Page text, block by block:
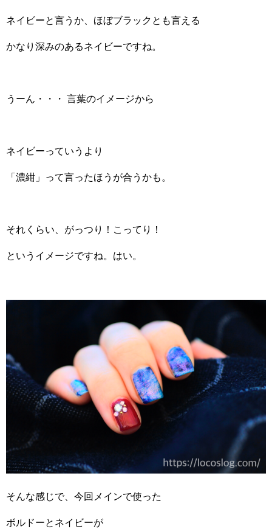
ネイビーと言うか、ほぼブラックとも言える
かなり深みのあるネイビーですね。
うーん・・・ 言葉のイメージから
ネイビーっていうより
「濃紺」って言ったほうが合うかも。
それくらい、がっつり！こってり！
というイメージですね。はい。
そんな感じで、今回メインで使った
ボルドーとネイビーが